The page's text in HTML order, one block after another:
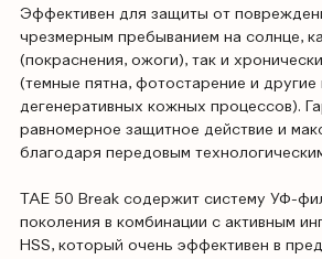
Эффективен для защиты от
чрезмерным пребыванием на солнце,
(покраснения, ожоги), так и
(темные пятна, фотостарение и другие
дегенеративных кожных процессов).
равномерное защитное действие и
благодаря передовым
TAE 50 Break содержит систему УФ-
поколения в комбинации с активным
HSS, который очень эффективен в